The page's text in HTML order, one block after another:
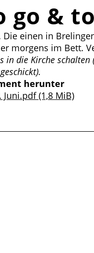
& to
einen in
morgens im Bett.
in die Kirche
herunter
Juni.pdf(1,8 MiB)